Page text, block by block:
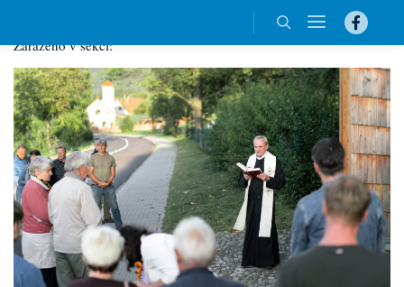
HledatHlavní
Zařazeno v sekci: